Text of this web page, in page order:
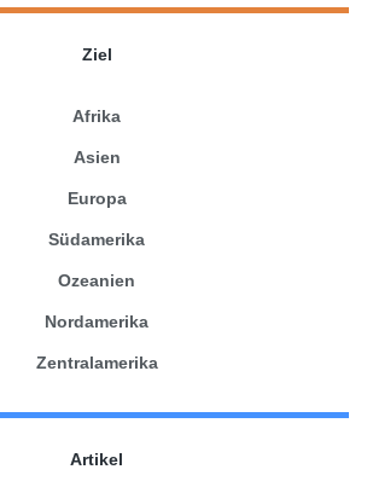
Ziel
Afrika
Asien
Europa
Südamerika
Ozeanien
Nordamerika
Zentralamerika
Artikel